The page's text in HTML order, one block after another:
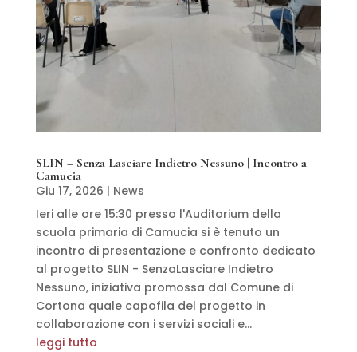
SLIN – Senza Lasciare Indietro Nessuno | Incontro a
Camucia
Giu 17, 2026 | News
Ieri alle ore 15:30 presso l'Auditorium della
scuola primaria di Camucia si è tenuto un
incontro di presentazione e confronto dedicato
al progetto SLIN - SenzaLasciare Indietro
Nessuno, iniziativa promossa dal Comune di
Cortona quale capofila del progetto in
collaborazione con i servizi sociali e...
leggi tutto